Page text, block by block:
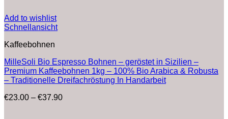
Add to wishlist
Schnellansicht
Kaffeebohnen
MilleSoli Bio Espresso Bohnen – geröstet in Sizilien –
Premium Kaffeebohnen 1kg – 100% Bio Arabica & Robusta
– Traditionelle Dreifachröstung In Handarbeit
€23.00 – €37.90Preisspanne: